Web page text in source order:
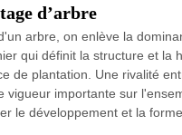
d’arbre
arbre, on enlève la
qui définit la structure et
de plantation. Une rivalité
vigueur importante sur
le développement et la